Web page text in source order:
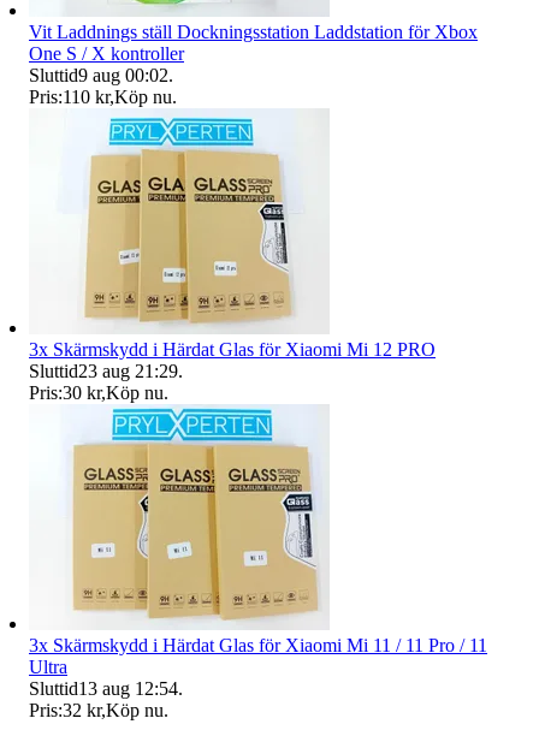
Vit Laddnings ställ Dockningsstation Laddstation för Xbox
One S / X kontroller
Sluttid9 aug 00:02.
Pris:110 kr,Köp nu.
3x Skärmskydd i Härdat Glas för Xiaomi Mi 12 PRO
Sluttid23 aug 21:29.
Pris:30 kr,Köp nu.
3x Skärmskydd i Härdat Glas för Xiaomi Mi 11 / 11 Pro / 11
Ultra
Sluttid13 aug 12:54.
Pris:32 kr,Köp nu.